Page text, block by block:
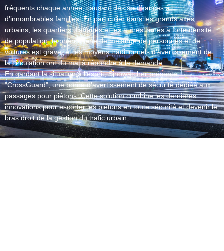
fréquents chaque année, causant des souffrances à
d'innombrables familles. En particulier dans les grands axes
urbains, les quartiers d'affaires et les autres zones à forte densité
de population, le phénomène de mélange de personnes et de
voitures est grave, et les moyens traditionnels d'avertissement de
la circulation ont du mal à répondre à la demande.
En gardant la situation à l'esprit, Sinowatcher présente
"CrossGuard", une borne d'avertissement de sécurité dédiée aux
passages pour piétons. Cette solution combine les dernières
innovations pour escorter les piétons en toute sécurité et devenir le
bras droit de la gestion du trafic urbain.